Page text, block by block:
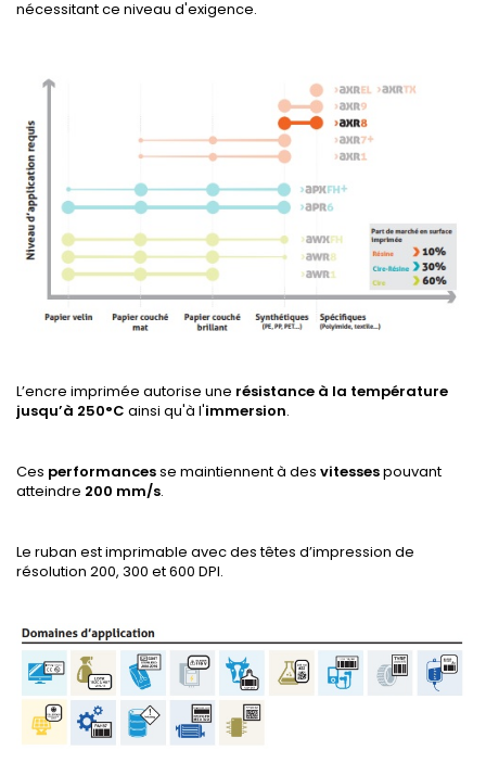
nécessitant ce niveau d'exigence.
L’encre imprimée autorise une résistance à la température
jusqu’à 250°C ainsi qu'à l'immersion.
Ces performancesse maintiennent à des vitessespouvant
atteindre 200 mm/s.
Le ruban est imprimable avec des têtes d’impression de
résolution 200, 300 et 600 DPI.